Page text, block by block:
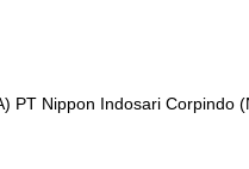
Nippon Indosari Corpindo